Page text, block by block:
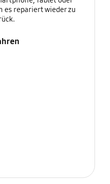
es repariert wieder zu